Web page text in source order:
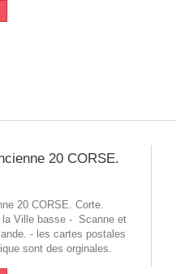
20 CORSE.
20 CORSE. Corte.
Ville basse - Scanne et
- les cartes postales
sont des orginales.